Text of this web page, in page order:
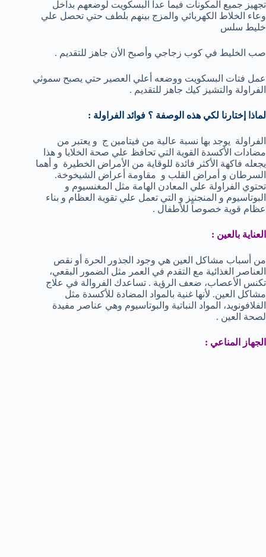
تجهيز جميع المكونات فيما عدا البسكويت لوضعهم بداخل
وعاء الخلاط الكهربائي والمزج بينهم بلطف حتي تحصل علي
خليط سلس
صب الخليط في كوب زجاجي وأصبح الأن جاهز للتقديم .
عمل فتات البسكويت ووضعه أعلي العصير حتي يصبح سموثي
الفراولة والتشيز كيك جاهز للتقديم .
لماذا إختارنا لكي هذه الوصفة ؟ فوائد الفراولة :
الفراولة يوجد بها نسبة عالية من فيتامين ج و يعتبر من
مضادات الأكسدة القوية التي تحافظ علي صحة الخلايا و هذا
يجعله فاكهة الأكثر فائدة للوقاية من الأمراض الخطيرة و أهما
السرطان و أمراض القلب و مقاومة أعراض الشيخوخة.
تحتوي الفراولة علي المعادن الهامة مثل المغنسيوم و
البوتاسيوم و المنجنيز و التي تعمل علي تقوية العظام و بناء
عظام قوية خصوصاً للأطفال .
العناية بالعين :
من أسباب مشاكل العين هي وجود الجذور الحرة أو نقص
العناصر الغذائية مع التقدم في العمر مثل الضمور البقعي،
تكنس الأعصاب، ضعف الرؤية . تساعدك الفروالة في علاج
مشاكل العين. لأنها غنية بالمواد المضادة للأكسدة مثل
الفلافونويد، المواد النباتية والبوتاسيوم وهي عناصر مفيدة
لصحة العين .
الجهاز المناعي :